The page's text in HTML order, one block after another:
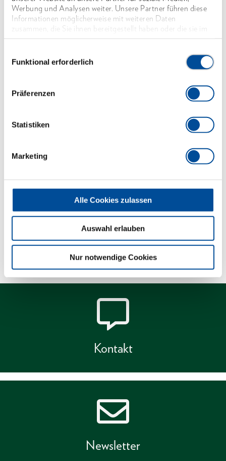
Werbung und Analysen weiter. Unsere Partner führen diese
Informationen möglicherweise mit weiteren Daten
zusammen, die Sie ihnen bereitgestellt haben oder die sie im
Rahmen Ihrer Nutzung der Dienste gesammelt haben. Unsere
Funktional erforderlich
Präferenzen
Statistiken
Marketing
Alle Cookies zulassen
Auswahl erlauben
Nur notwendige Cookies
Maul: präzise auf exaktes Nennmaß geschliffen für
optimale Kontaktflächen
der Maulseite garantiert höchste Drehmomente
Tiefliegende bzw. versenkte Muttern oder
betätigt werden
Dauerbeanspruchung
Abmessungen und Gewichte
Lieferumfang
Technische Eigenschaften
Kontakt
Newsletter